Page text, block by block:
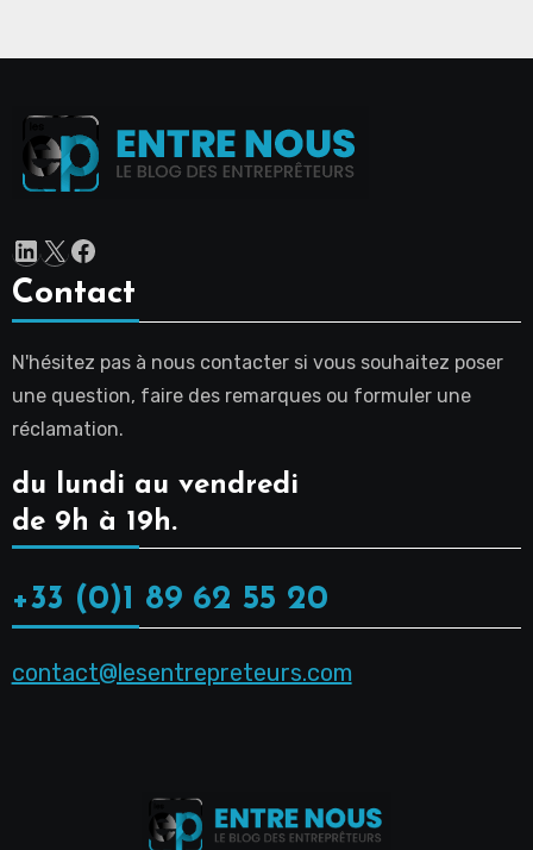
LinkedIn X Facebook
Contact
N'hésitez pas à nous contacter si vous souhaitez poser
une question, faire des remarques ou formuler une
réclamation.
du lundi au vendredi
de 9h à 19h.
+33 (0)1 89 62 55 20
contact@lesentrepreteurs.com